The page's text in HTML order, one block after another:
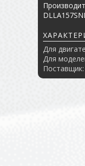
Для
Для
Поставщик: